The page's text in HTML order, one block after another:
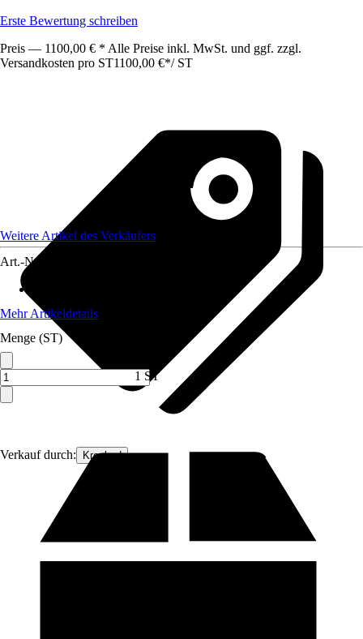
Erste Bewertung schreiben
Preis — 1100,00 € * Alle Preise inkl. MwSt. und ggf. zzgl.
Versandkosten pro ST1100,00 €*/ ST
Verkauf durch: Kreabad
Weitere Artikel des Verkäufers
Art.-Nr.
Mehr Artikeldetails
Menge (ST)
1 ST